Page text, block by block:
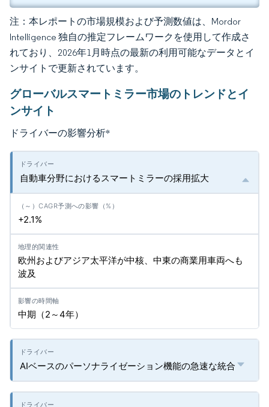
注：本レポートの市場規模および予測数値は、Mordor
Intelligence 独自の推定フレームワークを使用して作成さ
れており、2026年1月時点の最新の利用可能なデータとイ
ンサイトで更新されています。
グローバルスマートミラー市場のトレンドとイ
ンサイト
ドライバーの影響分析*
自動車分野におけるスマートミラーの採用拡大
+2.1%
欧州およびアジア太平洋が中核、中東の商業用車両へも
波及
中期（2～4年）
AIベースのパーソナライゼーション機能の急速な統合